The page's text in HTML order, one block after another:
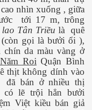
nhìn xuống , giữa
tới 17 m, trông
lao Tân Triều là
quê
(còn gọi là bưởi ổi ),
da màu vàng ở
Roi Quận Bình
thịt không dính vào
đã bán ở nhiều thị
có lẽ trội hẳn bưởi
Việt kiều bán giả